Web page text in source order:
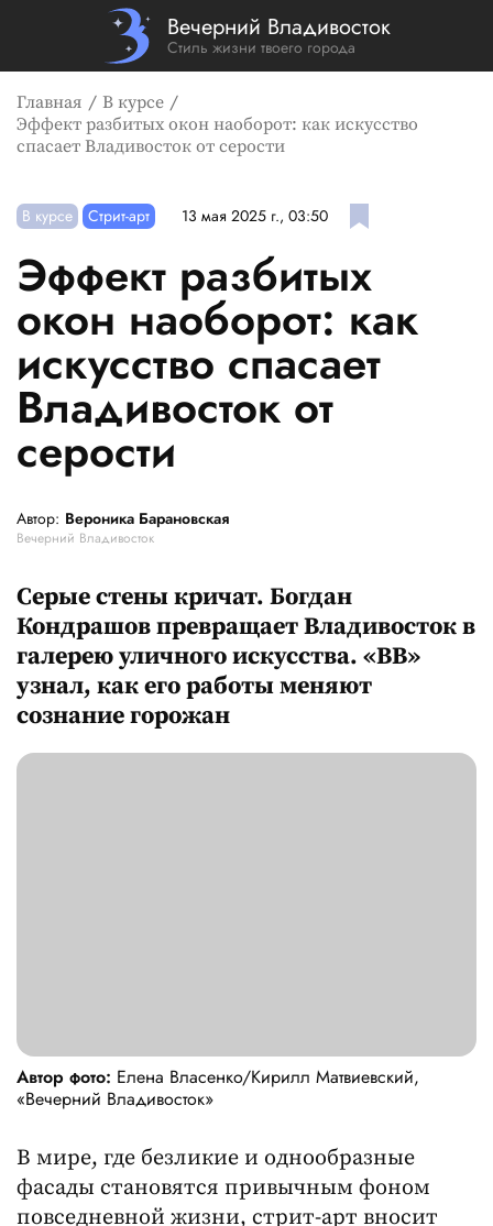
Вечерний Владивосток
Стиль жизни твоего города
Главная
В курсе
Эффект разбитых окон наоборот: как искусство
спасает Владивосток от серости
В курсе Стрит-арт 13 мая 2025 г., 03:50
Эффект разбитых
окон наоборот: как
искусство спасает
Владивосток от
серости
Автор: Вероника Барановская
Вечерний Владивосток
Серые стены кричат. Богдан
Кондрашов превращает Владивосток в
галерею уличного искусства. «ВВ»
узнал, как его работы меняют
сознание горожан
Автор фото: Елена Власенко/Кирилл Матвиевский,
«Вечерний Владивосток»
В мире, где безликие и однообразные
фасады становятся привычным фоном
повседневной жизни, стрит-арт вносит